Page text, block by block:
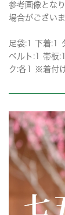
参考画像とな
場合がございま
足袋:1 下着:1
ベルト:1 帯板
ク:各1 ※着付